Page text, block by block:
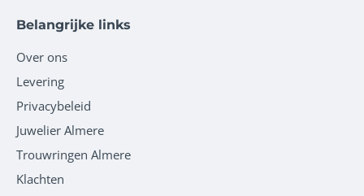
Belangrijke links
Over ons
Levering
Privacybeleid
Juwelier Almere
Trouwringen Almere
Klachten